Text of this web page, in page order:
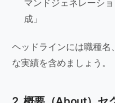
マンドジェネレーシ
成」
ヘッドラインには職種名
な実績を含めましょう。